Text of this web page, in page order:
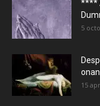
****
5
15